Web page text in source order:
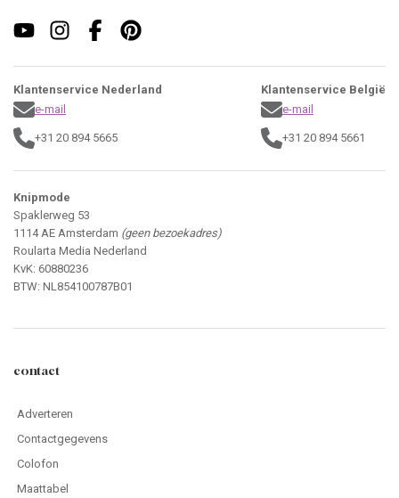
Klantenservice Nederland
e-mail
+31 20 894 5665
Klantenservice België
e-mail
+31 20 894 5661
Knipmode
Spaklerweg 53
1114 AE Amsterdam (geen bezoekadres)
Roularta Media Nederland
KvK: 60880236
BTW: NL854100787B01
contact
Adverteren
Contactgegevens
Colofon
Maattabel